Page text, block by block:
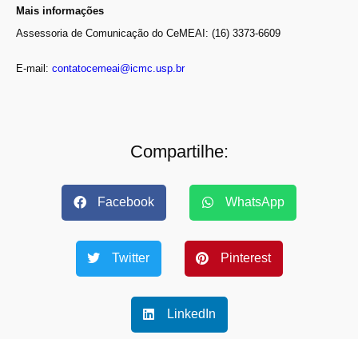
Mais informações
Assessoria de Comunicação do CeMEAI: (16) 3373-6609
E-mail: contatocemeai@icmc.usp.br
Compartilhe:
Facebook WhatsApp
Twitter Pinterest
LinkedIn